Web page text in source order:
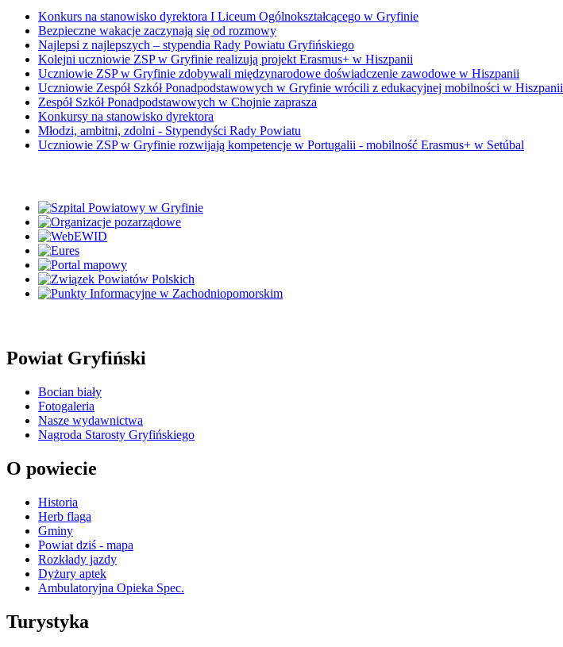
Konkurs na stanowisko dyrektora I Liceum Ogólnokształcącego w Gryfinie
Bezpieczne wakacje zaczynają się od rozmowy
Najlepsi z najlepszych – stypendia Rady Powiatu Gryfińskiego
Kolejni uczniowie ZSP w Gryfinie realizują projekt Erasmus+ w Hiszpanii
Uczniowie ZSP w Gryfinie zdobywali międzynarodowe doświadczenie zawodowe w Hiszpanii
Uczniowie Zespół Szkół Ponadpodstawowych w Gryfinie wrócili z edukacyjnej mobilności w Hiszpanii
Zespół Szkół Ponadpodstawowych w Chojnie zaprasza
Konkursy na stanowisko dyrektora
Młodzi, ambitni, zdolni - Stypendyści Rady Powiatu
Uczniowie ZSP w Gryfinie rozwijają kompetencje w Portugalii - mobilność Erasmus+ w Setúbal
Powiat Gryfiński
Bocian biały
Fotogaleria
Nasze wydawnictwa
Nagroda Starosty Gryfińskiego
O powiecie
Historia
Herb flaga
Gminy
Powiat dziś - mapa
Rozkłady jazdy
Dyżury aptek
Ambulatoryjna Opieka Spec.
Turystyka